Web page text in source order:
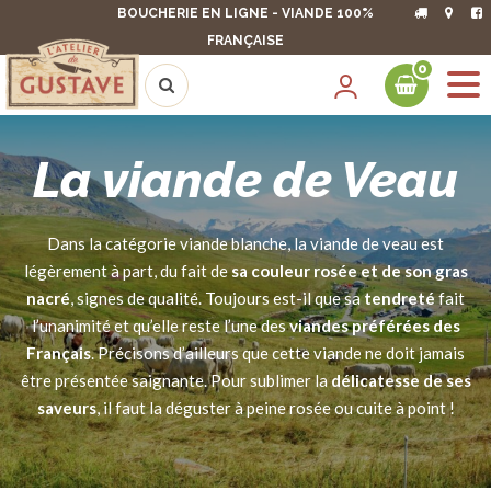
BOUCHERIE EN LIGNE - VIANDE 100%
FRANÇAISE
0
La viande de Veau
Dans la catégorie viande blanche, la viande de veau est
légèrement à part, du fait desa couleur rosée et de son gras
nacré, signes de qualité. Toujours est-il que satendretéfait
l’unanimité et qu’elle reste l’une desviandes préférées des
Français. Précisons d’ailleurs que cette viande ne doit jamais
être présentée saignante. Pour sublimer ladélicatesse de ses
saveurs, il faut la déguster à peine rosée ou cuite à point !